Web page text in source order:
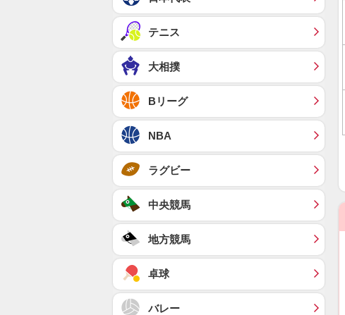
テニス
大相撲
Bリーグ
NBA
ラグビー
中央競馬
地方競馬
卓球
バレー